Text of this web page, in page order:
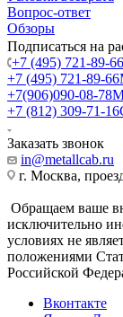
Вопрос-ответ
Обзоры
Подписаться на
+7 (495) 721-89-66
+7 (495) 721-89-66
+7(906)090-08-78
+7 (812) 309-71-16
Заказать звонок
in@metallcab.ru
г. Москва,
Обращаем ваше
исключительно
условиях не
положениями
Российской
Вконтакте